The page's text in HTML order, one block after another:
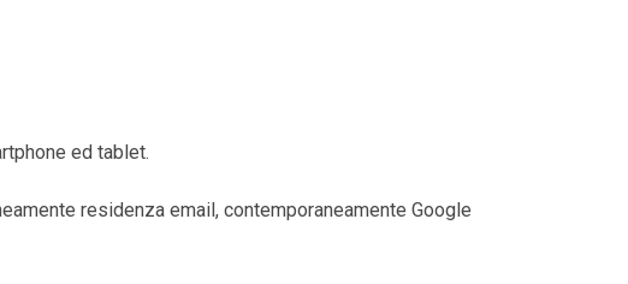
ed tablet.
residenza email, contemporaneamente Google